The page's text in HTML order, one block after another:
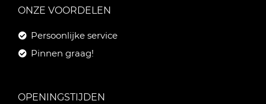
ONZE VOORDELEN
Persoonlijke service
Pinnen graag!
OPENINGSTIJDEN